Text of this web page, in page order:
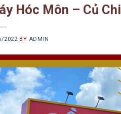
Hóc Môn – Củ Chi
2022BY ADMIN